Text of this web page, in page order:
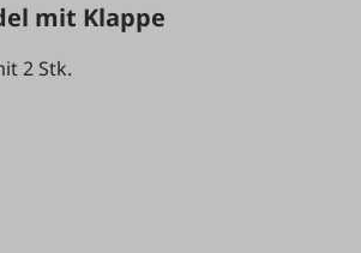
mit Klappe
2 Stk.